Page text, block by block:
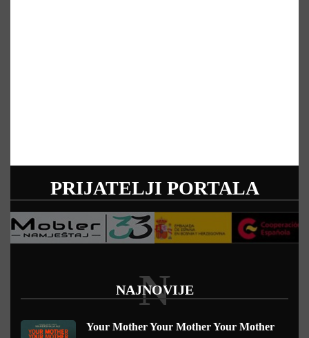
PRIJATELJI PORTALA
NAJNOVIJE
N
Your Mother Your Mother Your Mother